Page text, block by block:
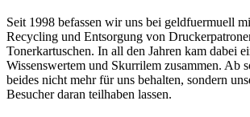
Seit 1998 befassen wir uns bei geldfuermuell
Recycling und Entsorgung von
Tonerkartuschen. In all den Jahren kam dabei
Wissenswertem und Skurrilem zusammen. Ab
beides nicht mehr für uns behalten, sondern
Besucher daran teilhaben lassen.